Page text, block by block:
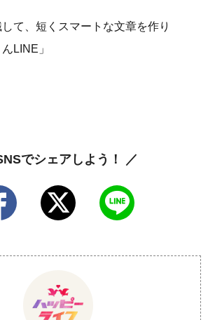
て、短くスマートな文章を作り
LINE」
でシェアしよう！ ／